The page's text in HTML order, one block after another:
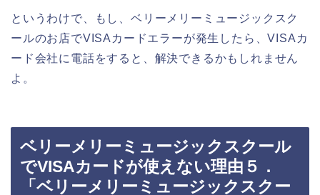
というわけで、もし、ベリーメリーミュージックスク
ールのお店でVISAカードエラーが発生したら、VISAカ
ード会社に電話をすると、解決できるかもしれません
よ。
ベリーメリーミュージックスクール
でVISAカードが使えない理由５．
「ベリーメリーミュージックスクー